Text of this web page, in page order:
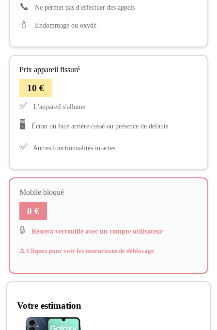
📞 Ne permet pas d'effectuer des appels
💧 Endommagé ou oxydé
Prix appareil fissuré
10 €
✅ L'appareil s'allume
🖥️ Écran ou face arrière cassé ou présence de défauts
✅ Autres fonctionnalités intactes
Mobile bloqué
0 €
🔒 Restera verrouillé avec un compte utilisateur
⚠️ Cliquez pour voir les instructions de déblocage
Votre estimation